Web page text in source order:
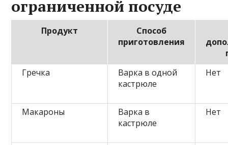
ограниченной посуде
Продукт
Способ
приготовления
Гречка
Варка в одной
кастрюле
Нет
Макароны
Варка в
кастрюле
Нет